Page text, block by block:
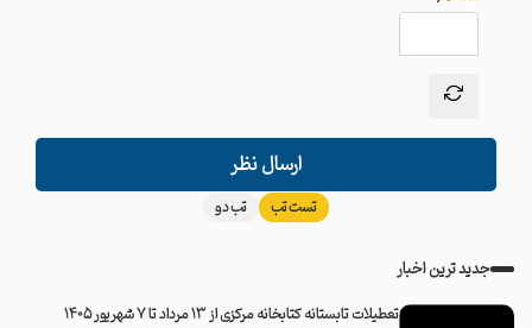
ارسال نظر
تست تب تب دو
جدید ترین اخبار
تعطیلات تابستانه کتابخانه مرکزی از 13 مرداد تا 7 شهریور 1405